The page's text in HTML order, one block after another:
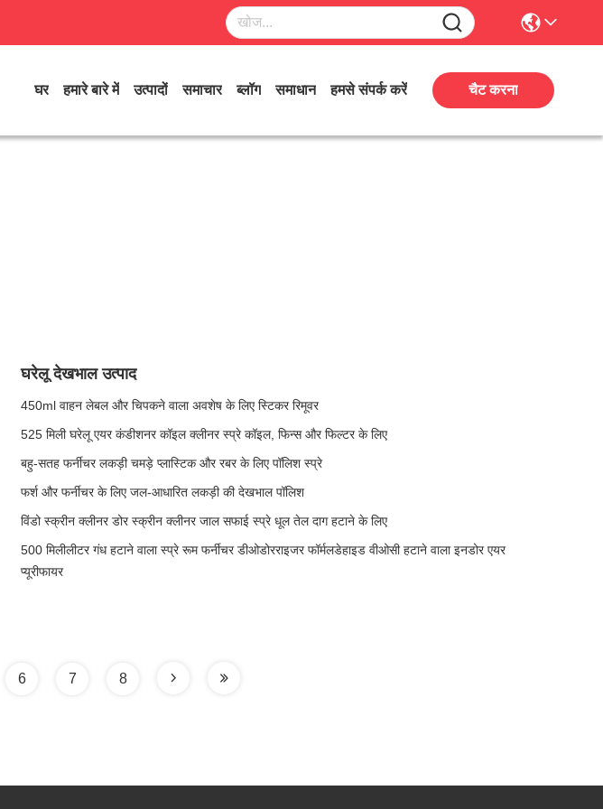
घर हमारे बारे में उत्पादों समाचार ब्लॉग समाधान हमसे संपर्क करें चैट करना
घरेलू देखभाल उत्पाद
450ml वाहन लेबल और चिपकने वाला अवशेष के लिए स्टिकर रिमूवर
525 मिली घरेलू एयर कंडीशनर कॉइल क्लीनर स्प्रे कॉइल, फिन्स और फिल्टर के लिए
बहु-सतह फर्नीचर लकड़ी चमड़े प्लास्टिक और रबर के लिए पॉलिश स्प्रे
फर्श और फर्नीचर के लिए जल-आधारित लकड़ी की देखभाल पॉलिश
विंडो स्क्रीन क्लीनर डोर स्क्रीन क्लीनर जाल सफाई स्प्रे धूल तेल दाग हटाने के लिए
500 मिलीलीटर गंध हटाने वाला स्प्रे रूम फर्नीचर डीओडोरराइजर फॉर्मलडेहाइड वीओसी हटाने वाला इनडोर एयर
प्यूरीफायर
6 7 8